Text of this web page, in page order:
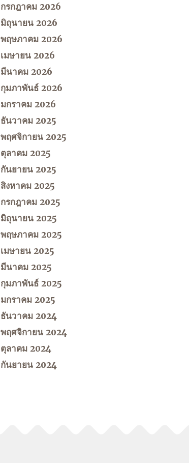
กรกฎาคม 2026
มิถุนายน 2026
พฤษภาคม 2026
เมษายน 2026
มีนาคม 2026
กุมภาพันธ์ 2026
มกราคม 2026
ธันวาคม 2025
พฤศจิกายน 2025
ตุลาคม 2025
กันยายน 2025
สิงหาคม 2025
กรกฎาคม 2025
มิถุนายน 2025
พฤษภาคม 2025
เมษายน 2025
มีนาคม 2025
กุมภาพันธ์ 2025
มกราคม 2025
ธันวาคม 2024
พฤศจิกายน 2024
ตุลาคม 2024
กันยายน 2024